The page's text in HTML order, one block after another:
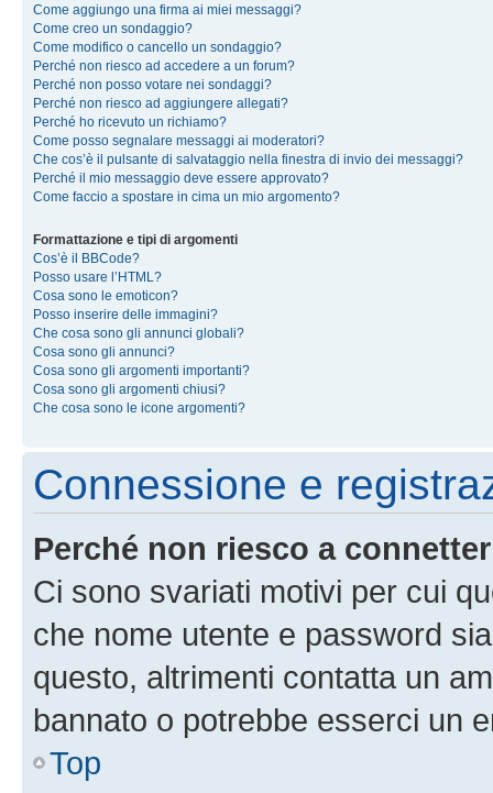
Come aggiungo una firma ai miei messaggi?
Come creo un sondaggio?
Come modifico o cancello un sondaggio?
Perché non riesco ad accedere a un forum?
Perché non posso votare nei sondaggi?
Perché non riesco ad aggiungere allegati?
Perché ho ricevuto un richiamo?
Come posso segnalare messaggi ai moderatori?
Che cos’è il pulsante di salvataggio nella finestra di invio dei messaggi?
Perché il mio messaggio deve essere approvato?
Come faccio a spostare in cima un mio argomento?
Formattazione e tipi di argomenti
Cos’è il BBCode?
Posso usare l’HTML?
Cosa sono le emoticon?
Posso inserire delle immagini?
Che cosa sono gli annunci globali?
Cosa sono gli annunci?
Cosa sono gli argomenti importanti?
Cosa sono gli argomenti chiusi?
Che cosa sono le icone argomenti?
Connessione e
Perché non riesco a
Ci sono svariati motivi per cui
che nome utente e password
questo, altrimenti contatta un
bannato o potrebbe esserci un
Top